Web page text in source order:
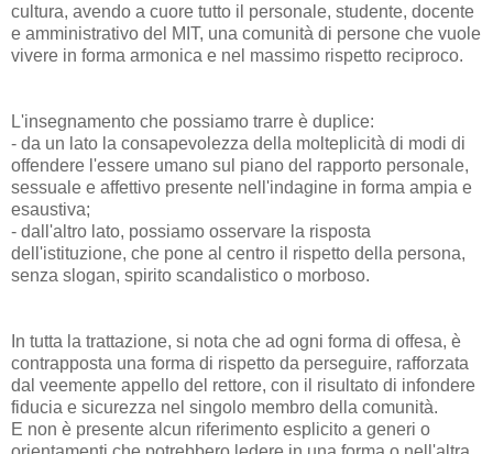
cultura, avendo a cuore tutto il personale, studente, docente
e amministrativo del MIT, una comunità di persone che vuole
vivere in forma armonica e nel massimo rispetto reciproco.
L'insegnamento che possiamo trarre è duplice:
- da un lato la consapevolezza della molteplicità di modi di
offendere l'essere umano sul piano del rapporto personale,
sessuale e affettivo presente nell'indagine in forma ampia e
esaustiva;
- dall'altro lato, possiamo osservare la risposta
dell'istituzione, che pone al centro il rispetto della persona,
senza slogan, spirito scandalistico o morboso.
In tutta la trattazione, si nota che ad ogni forma di offesa, è
contrapposta una forma di rispetto da perseguire, rafforzata
dal veemente appello del rettore, con il risultato di infondere
fiducia e sicurezza nel singolo membro della comunità.
E non è presente alcun riferimento esplicito a generi o